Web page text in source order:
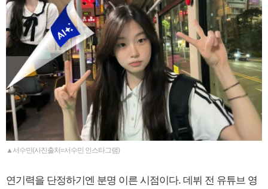
▲서수민(사진출처=서수민 인스타그램)
연기력을 단정하기엔 분명 이른 시점이다. 데뷔 전 유튜브 영